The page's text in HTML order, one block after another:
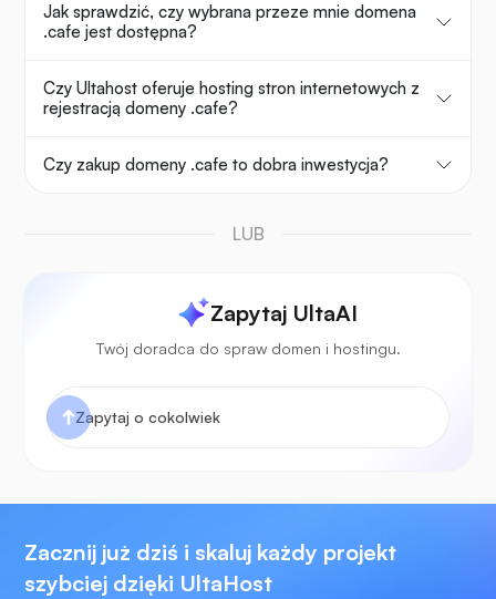
Jak sprawdzić, czy wybrana przeze mnie domena
.cafe jest dostępna?
Czy Ultahost oferuje hosting stron internetowych z
rejestracją domeny .cafe?
Czy zakup domeny .cafe to dobra inwestycja?
LUB
Zapytaj UltaAI
Twój doradca do spraw domen i hostingu.
Zacznij już dziś i skaluj każdy projekt
szybciej dzięki UltaHost